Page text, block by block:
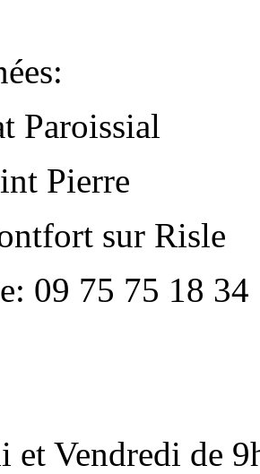
Paroissial
Pierre
sur Risle
09 75 75 18 34
et Vendredi de